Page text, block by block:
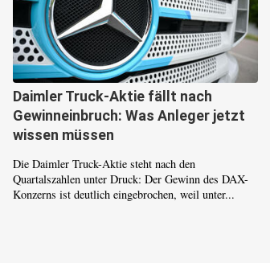
Daimler Truck-Aktie fällt nach
Gewinneinbruch: Was Anleger jetzt
wissen müssen
Die Daimler Truck-Aktie steht nach den
Quartalszahlen unter Druck: Der Gewinn des DAX-
Konzerns ist deutlich eingebrochen, weil unter...